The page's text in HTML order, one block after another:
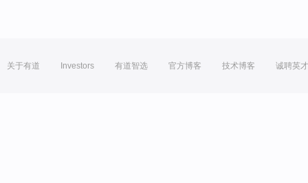
关于有道 Investors 有道智选 官方博客 技术博客 诚聘英才